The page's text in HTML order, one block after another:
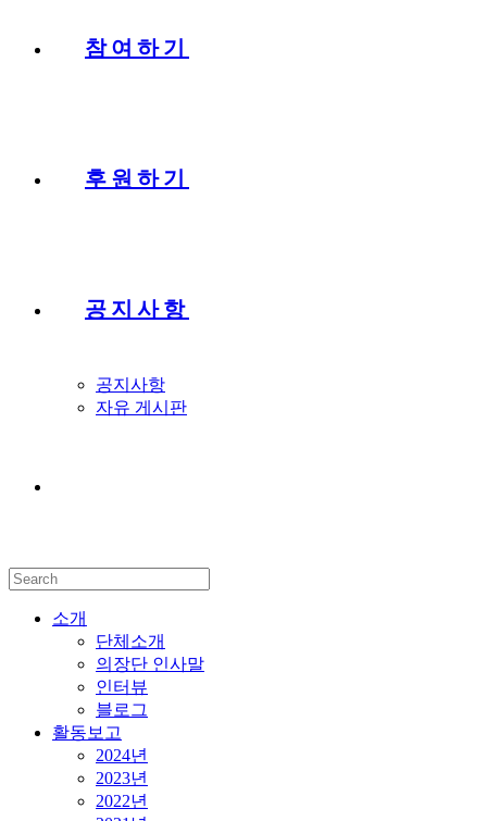
참여하기
후원하기
공지사항
공지사항
자유 게시판
Search
this
website소개
단체소개
의장단 인사말
인터뷰
블로그
활동보고
2024년
2023년
2022년